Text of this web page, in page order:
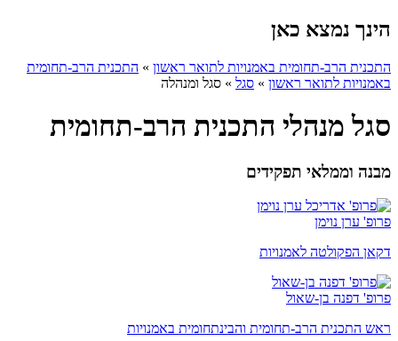
הינך נמצא כאן
התכנית הרב-תחומית באמנויות לתואר ראשון » התכנית הרב-תחומית
באמנויות לתואר ראשון » סגל » סגל ומנהלה
סגל מנהלי התכנית הרב-תחומית
מבנה וממלאי תפקידים
פרופ' ערן נוימן
דקאן הפקולטה לאמנויות
פרופ' דפנה בן-שאול
ראש התכנית הרב-תחומית והבינתחומית באמנויות